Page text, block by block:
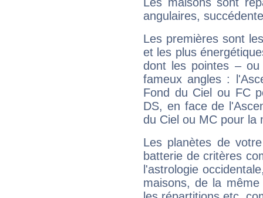
Les maisons sont
angulaires,
Les premières sont
et les plus
dont les pointes –
fameux angles :
Fond du Ciel ou FC
DS, en face de
du Ciel ou MC pour la
Les planètes de
batterie de critères
l'astrologie
maisons, de la